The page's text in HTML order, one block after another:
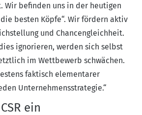
Wir befinden uns in der heutigen
besten Köpfe“. Wir fördern aktiv
und Chancengleichheit.
ignorieren, werden sich selbst
im Wettbewerb schwächen.
faktisch elementarer
Unternehmensstrategie.“
ein